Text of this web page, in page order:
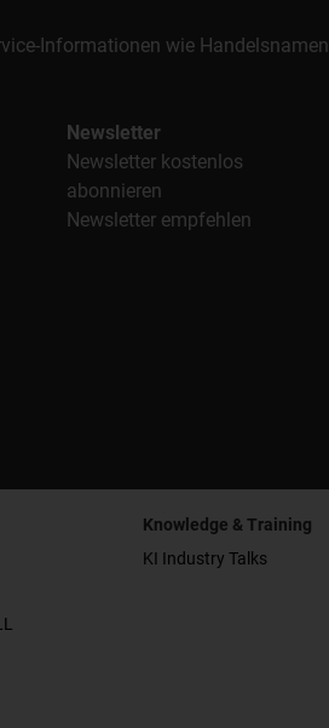
Informationen wie Handelsnamen
Newsletter
Newsletter kostenlos
abonnieren
Newsletter empfehlen
Knowledge & Training
KI Industry Talks